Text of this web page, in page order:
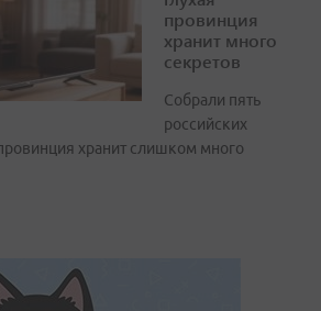
провинция
хранит много
секретов
Собрали пять
российских
хранит слишком много